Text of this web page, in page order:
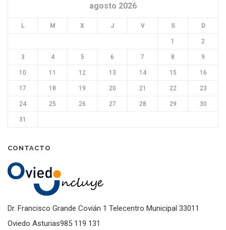
agosto 2026
L M X J V S D
1 2
3 4 5 6 7 8 9
10 11 12 13 14 15 16
17 18 19 20 21 22 23
24 25 26 27 28 29 30
31
CONTACTO
Dr. Francisco Grande Covián 1 Telecentro Municipal 33011
Oviedo Asturias985 119 131